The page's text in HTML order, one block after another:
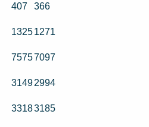
407 366
13251271
75757097
31492994
33183185